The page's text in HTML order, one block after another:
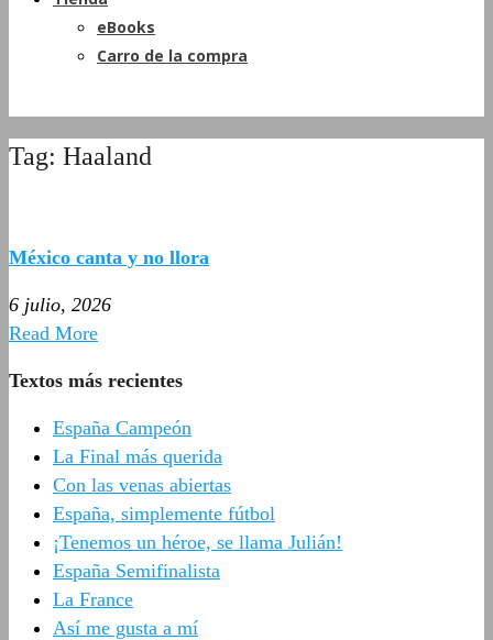
eBooks
Carro de la compra
Tag: Haaland
México canta y no llora
6 julio, 2026
Read More
Textos más recientes
España Campeón
La Final más querida
Con las venas abiertas
España, simplemente fútbol
¡Tenemos un héroe, se llama Julián!
España Semifinalista
La France
Así me gusta a mí